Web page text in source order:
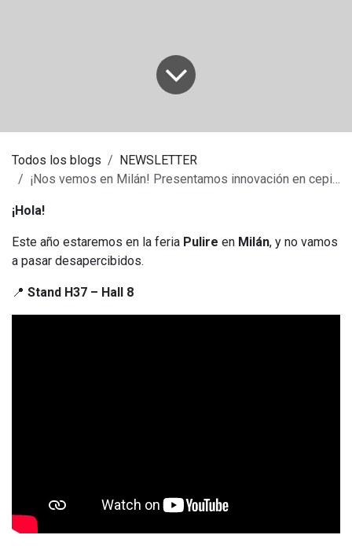
Todos los blogs
NEWSLETTER
¡Nos vemos en Milán! Presentamos innovación en cepillos para fregadoras – Pulire 2025
¡Hola!
Este año estaremos en la feria Pulire en Milán, y no vamos
a pasar desapercibidos.
📍 Stand H37 – Hall 8